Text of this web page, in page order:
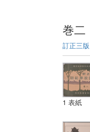
巻二
訂正三版
1 表紙